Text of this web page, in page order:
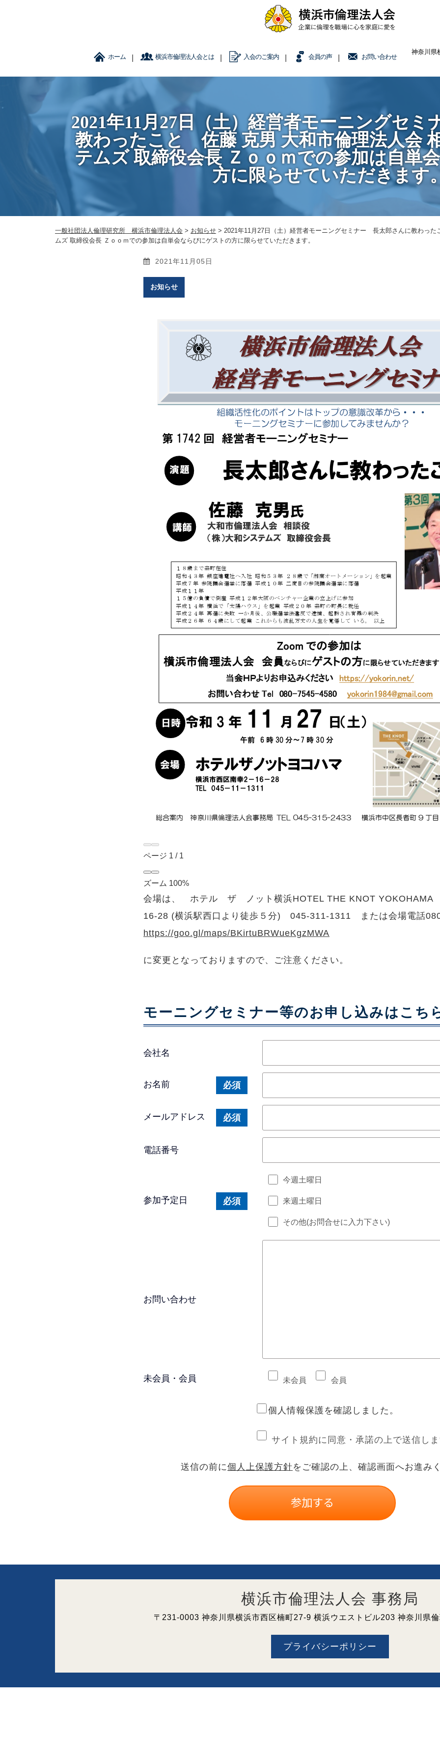
ホーム 横浜市倫理法人会とは 入会のご案内 会員の声 お問い合わせ
神奈川県
2021年11月27日（土）経営者モーニングセ
教わったこと 佐藤 克男 大和市倫理法人会
テムズ 取締役会長 Ｚｏｏｍでの参加は自単
方に限らせていただきます
一般社団法人倫理研究所 横浜市倫理法人会 > お知らせ > 2021年11月27日（土）経営者モーニングセミナー 長太郎さんに教わっ
ムズ 取締役会長 Ｚｏｏｍでの参加は自単会ならびにゲストの方に限らせていただきます。
2021年11月05日
お知らせ
ページ 1 / 1
ズーム 100%
会場は、 ホテル ザ ノット横浜HOTEL THE KNOT YOKOHAMA
16-28 (横浜駅西口より徒歩５分) 045-311-1311 または会場電話
https://goo.gl/maps/BKirtuBRWueKgzMWA
に変更となっておりますので、ご注意ください。
モーニングセミナー​等のお申し込みはこち
会社名
お名前 必須
メールアドレス 必須
電話番号
参加予定日 必須
今週土曜日
来週土曜日
その他(お問合せに入力下さい)
お問い合わせ
未会員・会員 未会員 会員
個人情報保護を確認しました。
サイト規約に同意・承諾の上で送信し
送信の前に個人上保護方針をご確認の上、確認画面へお進み
横浜市倫理法人会 事務局
〒231-0003 神奈川県横浜市西区楠町27-9 横浜ウエストビル203 神奈川県
プライバシーポリシー